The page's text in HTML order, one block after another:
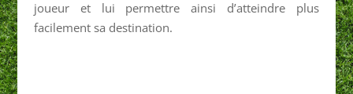
joueur et lui permettre ainsi d’atteindre plus
facilement sa destination.